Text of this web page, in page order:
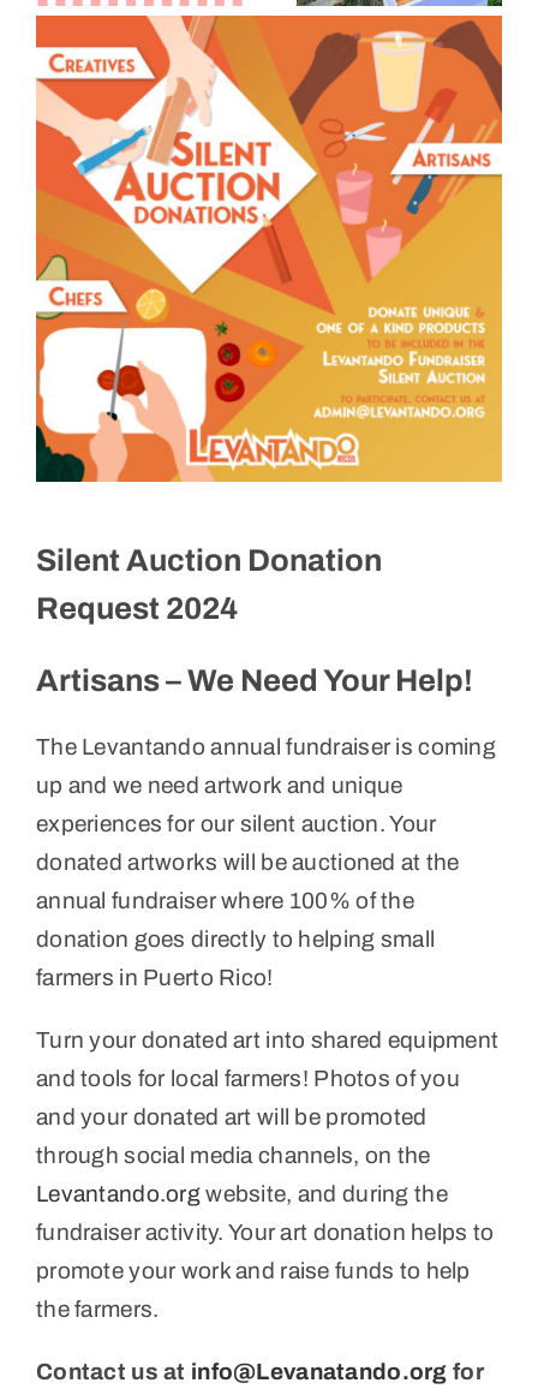
Larger
Image
Silent Auction Donation
Request 2024
Artisans – We Need Your Help!
The Levantando annual fundraiser is coming
up and we need artwork and unique
experiences for our silent auction. Your
donated artworks will be auctioned at the
annual fundraiser where 100% of the
donation goes directly to helping small
farmers in Puerto Rico!
Turn your donated art into shared equipment
and tools for local farmers! Photos of you
and your donated art will be promoted
through social media channels, on the
Levantando.orgwebsite, and during the
fundraiser activity. Your art donation helps to
promote your work and raise funds to help
the farmers.
Contact us at info@Levanatando.org for